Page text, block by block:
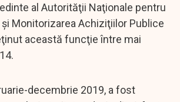
al Autorităţii Naţionale pentru
Monitorizarea Achiziţiilor Publice
această funcţie între mai
decembrie 2019, a fost